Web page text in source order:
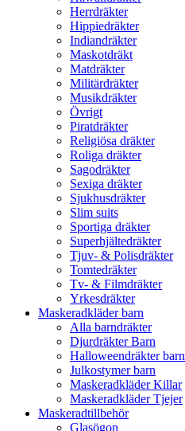
Herrdräkter
Hippiedräkter
Indiandräkter
Maskotdräkt
Matdräkter
Militärdräkter
Musikdräkter
Övrigt
Piratdräkter
Religiösa dräkter
Roliga dräkter
Sagodräkter
Sexiga dräkter
Sjukhusdräkter
Slim suits
Sportiga dräkter
Superhjältedräkter
Tjuv- & Polisdräkter
Tomtedräkter
Tv- & Filmdräkter
Yrkesdräkter
Maskeradkläder barn
Alla barndräkter
Djurdräkter Barn
Halloweendräkter barn
Julkostymer barn
Maskeradkläder Killar
Maskeradkläder Tjejer
Maskeradtillbehör
Glasögon